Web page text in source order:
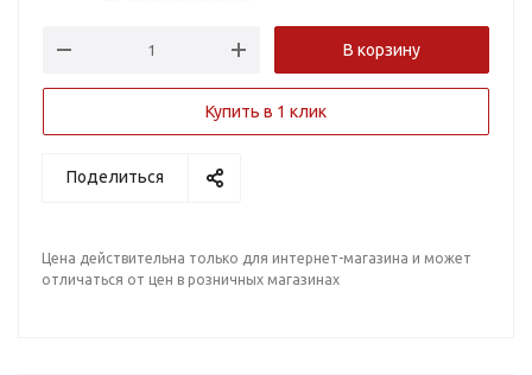
В корзину
Купить в 1 клик
Поделиться
Цена действительна только для интернет-магазина и может
отличаться от цен в розничных магазинах